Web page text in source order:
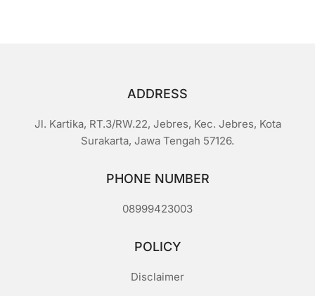
ADDRESS
Jl. Kartika, RT.3/RW.22, Jebres, Kec. Jebres, Kota
Surakarta, Jawa Tengah 57126.
PHONE NUMBER
08999423003
POLICY
Disclaimer